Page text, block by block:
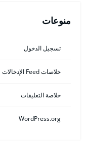
منوعات
تسجيل الدخول
خلاصات Feed الإدخالات
خلاصة التعليقات
WordPress.org